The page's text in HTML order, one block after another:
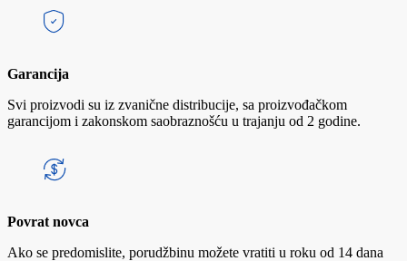
Garancija
Svi proizvodi su iz zvanične distribucije, sa proizvođačkom
garancijom i zakonskom saobraznošću u trajanju od 2 godine.
Povrat novca
Ako se predomislite, porudžbinu možete vratiti u roku od 14 dana